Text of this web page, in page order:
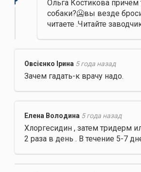
Ольга Костикова причём
собаки?🥶вы везде
читаете .Читайте
Овсієнко Ірина 5 года назад
Зачем гадать-к врачу надо.
Елена Володина 5 года назад
Хлоргесидин , затем тридерм
2 раза в день . В течение 5-7